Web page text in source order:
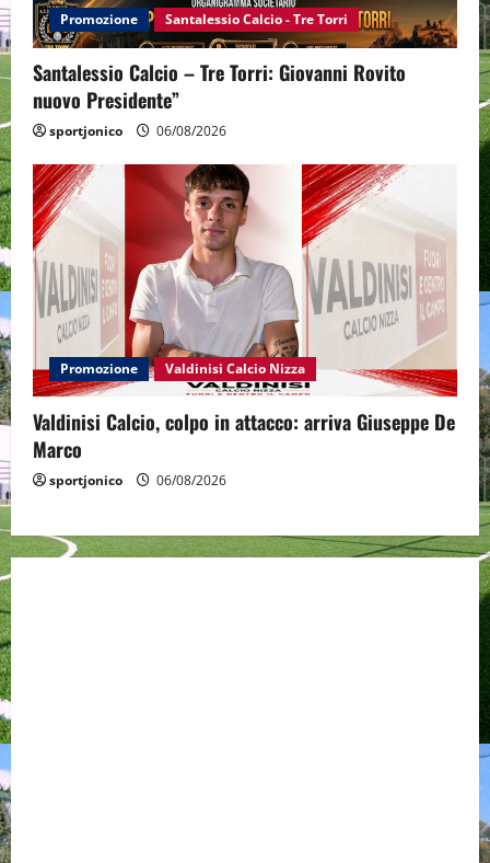
Promozione Santalessio Calcio - Tre Torri
Santalessio Calcio – Tre Torri: Giovanni Rovito
nuovo Presidente”
sportjonico 06/08/2026
Promozione Valdinisi Calcio Nizza
Valdinisi Calcio, colpo in attacco: arriva Giuseppe De
Marco
sportjonico 06/08/2026